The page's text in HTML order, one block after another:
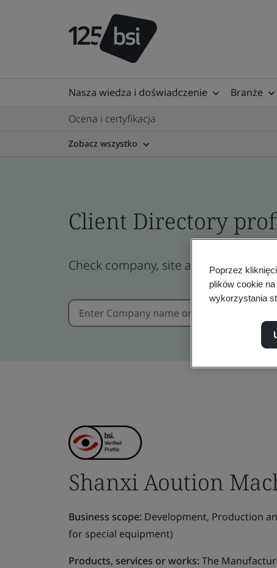
Nasza wiedza i doświadczenie Branże
Ocena i certyfikacja
Zobacz wszystko
Client Directory
Check company, site and product
Shanxi Aoution
Business scope: Development, Production
for special equipment)
Products, services or works:The
Poprzez
plików cookie
wykorzystania